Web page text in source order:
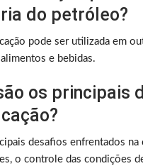
do petróleo?
pode ser utilizada em
e bebidas.
os principais
desafios enfrentados
o controle das condições